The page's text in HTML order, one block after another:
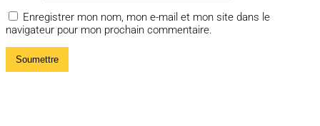
Enregistrer mon nom, mon e-mail et mon site dans le
navigateur pour mon prochain commentaire.